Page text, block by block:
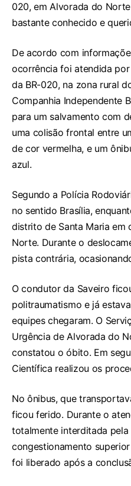
020, em Alvorada do
bastante conhecido e
De acordo com
ocorrência foi atendida
da BR-020, na zona rural
Companhia Independente
para um salvamento com
uma colisão frontal entre
de cor vermelha, e um
azul.
Segundo a Polícia
no sentido Brasília,
distrito de Santa Maria em
Norte. Durante o
pista contrária,
O condutor da Saveiro
politraumatismo e já
equipes chegaram. O
Urgência de Alvorada do
constatou o óbito. Em
Científica realizou os
No ônibus, que
ficou ferido. Durante o
totalmente interditada pela
congestionamento
foi liberado após a